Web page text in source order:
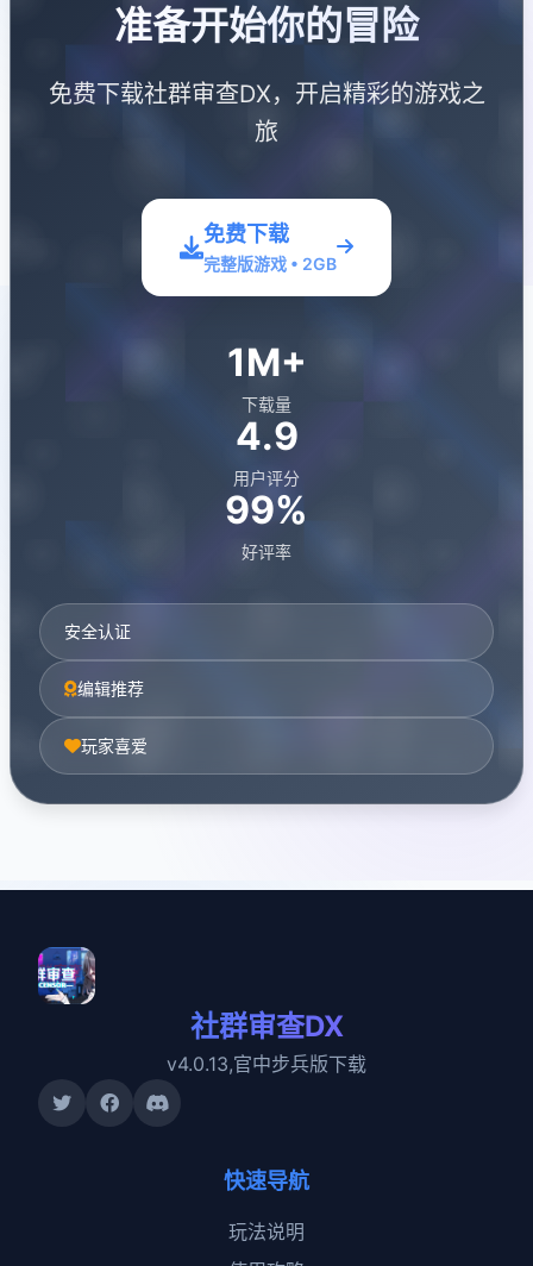
准备开始你的冒险
免费下载社群审查DX，开启精彩的游戏之
旅
免费下载
完整版游戏 • 2GB
1M+
下载量
4.9
用户评分
99%
好评率
安全认证
编辑推荐
玩家喜爱
社群审查DX
v4.0.13,官中步兵版下载
快速导航
玩法说明